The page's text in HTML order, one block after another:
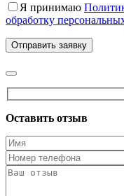
Я принимаю
обработку
Оставить отзыв